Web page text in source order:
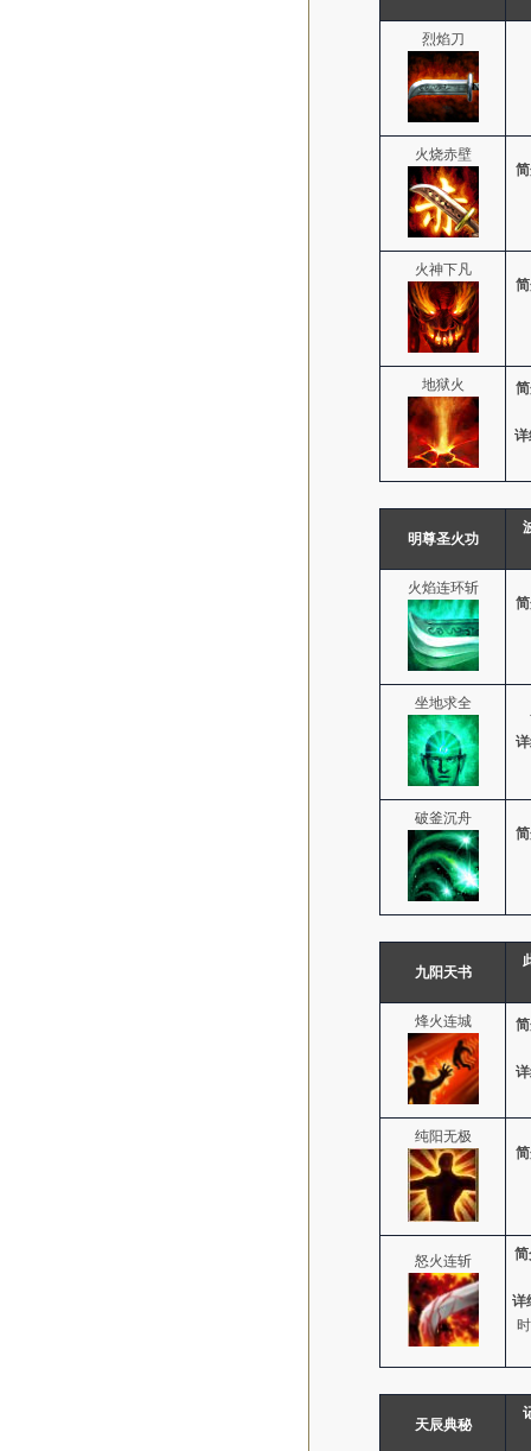
烈焰刀
火烧赤壁
火神下凡
地狱火
详
明尊圣火功
火焰连环斩
坐地求全
破釜沉舟
九阳天书
烽火连城
纯阳无极
怒火连斩 简
详
天辰典秘